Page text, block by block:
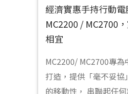
經濟實惠手持行動
MC2200 / MC2700
相宜
MC2200/ MC2700專為
打造，提供「毫不妥協
的移動性， 串聯起任